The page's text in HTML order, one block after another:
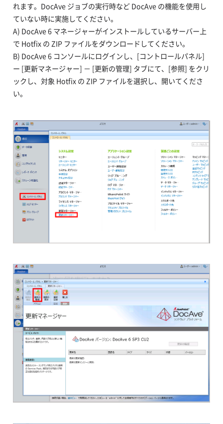
れます。DocAve ジョブの実行時など DocAve の機能を使用し
ていない時に実施してください。
A) DocAve 6 マネージャーがインストールしているサーバー上
で Hotfix の ZIP ファイルをダウンロードしてください。
B) DocAve 6 コンソールにログインし、[コントロールパネル]
ー [更新マネージャー] － [更新の管理] タブにて、[参照] をクリ
ックし、対象 Hotfix の ZIP ファイルを選択し、開いてくださ
い。